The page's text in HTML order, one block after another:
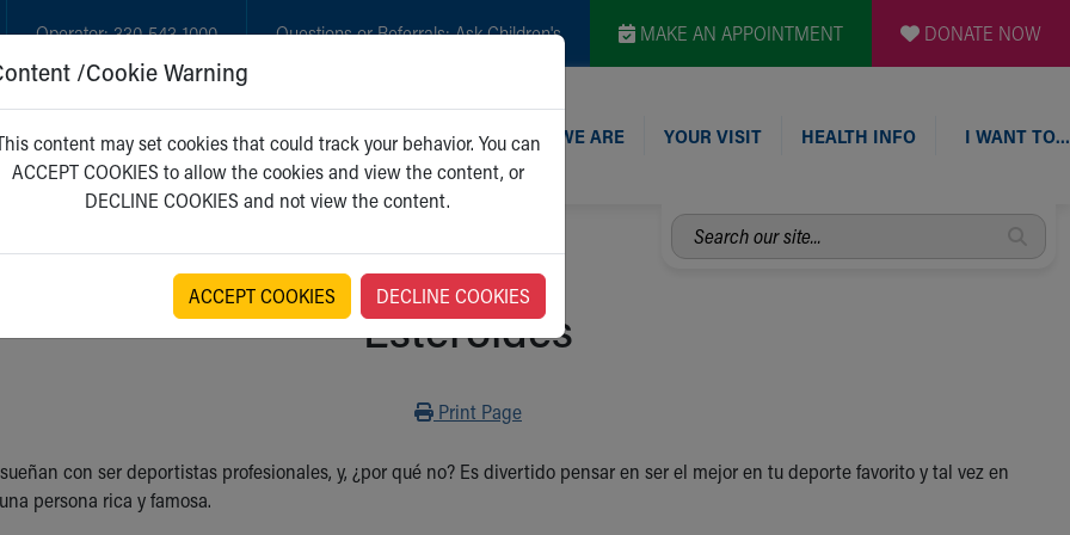
Operator:330-543-1000 Questions or Referrals:Ask Children's MAKE AN APPOINTMENT DONATE NOW
GET CARE NEW PARENTS WHO WE ARE YOUR VISIT HEALTH INFO I WANT TO…
Search
our
Esteroides
Print
Print Page
con ser deportistas profesionales, y, ¿por qué no? Es divertido pensar en ser el mejor en tu deporte favorito y tal vez en
persona rica y famosa.
/Cookie Warning
content may set cookies that could track your behavior. You can
ACCEPT COOKIES to allow the cookies and view the content, or
DECLINE COOKIES and not view the content.
ACCEPT COOKIES DECLINE COOKIES